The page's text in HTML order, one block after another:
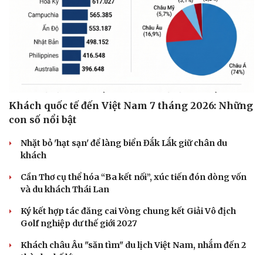
Khách quốc tế đến Việt Nam 7 tháng 2026: Những
con số nổi bật
Nhặt bỏ 'hạt sạn' để làng biển Đắk Lắk giữ chân du
khách
Cần Thơ cụ thể hóa “Ba kết nối”, xúc tiến đón dòng vốn
và du khách Thái Lan
Ký kết hợp tác đăng cai Vòng chung kết Giải Vô địch
Golf nghiệp dư thế giới 2027
Khách châu Âu "săn tìm" du lịch Việt Nam, nhắm đến 2